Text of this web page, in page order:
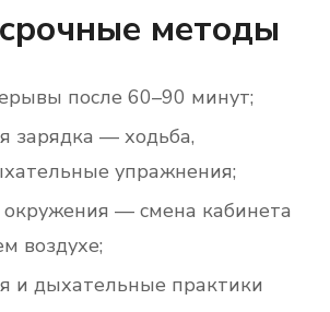
методы
после 60–90 минут;
зарядка — ходьба,
упражнения;
— смена кабинета
воздухе;
и дыхательные практики